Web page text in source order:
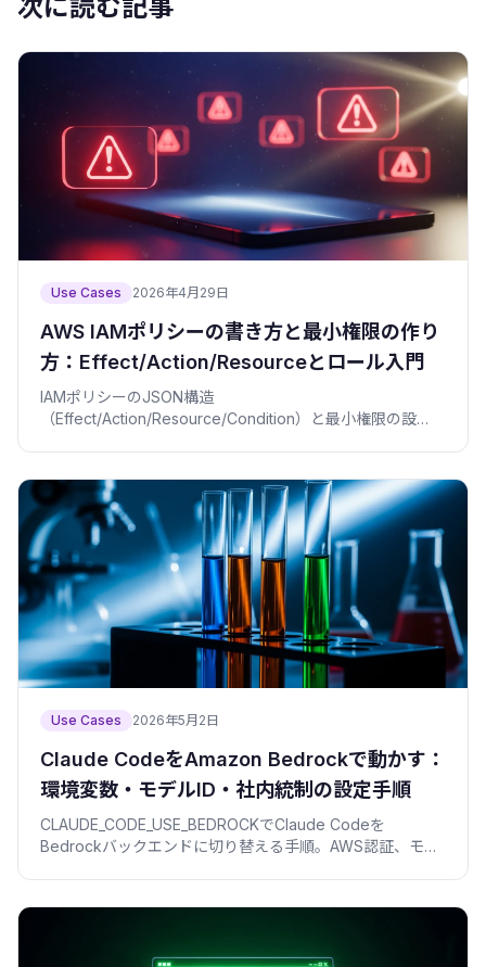
次に読む記事
Use Cases 2026年4月29日
AWS IAMポリシーの書き方と最小権限の作り
方：Effect/Action/Resourceとロール入門
IAMポリシーのJSON構造
（Effect/Action/Resource/Condition）と最小権限の設
Use Cases 2026年5月2日
Claude CodeをAmazon Bedrockで動かす：
環境変数・モデルID・社内統制の設定手順
CLAUDE_CODE_USE_BEDROCKでClaude Codeを
Bedrockバックエンドに切り替える手順。AWS認証、モデ